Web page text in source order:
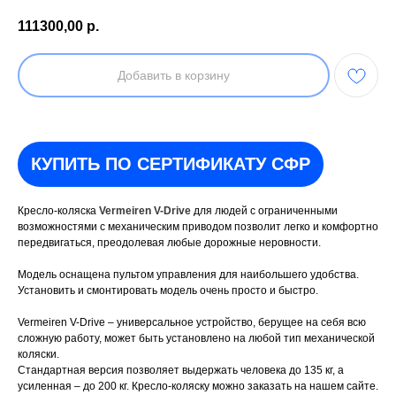
111300,00 р.
Добавить в корзину
КУПИТЬ ПО СЕРТИФИКАТУ СФР
Кресло-коляска Vermeiren V-Drive для людей с ограниченными
возможностями с механическим приводом позволит легко и комфортно
передвигаться, преодолевая любые дорожные неровности.
Модель оснащена пультом управления для наибольшего удобства.
Установить и смонтировать модель очень просто и быстро.
Vermeiren V-Drive – универсальное устройство, берущее на себя всю
сложную работу, может быть установлено на любой тип механической
коляски.
Стандартная версия позволяет выдержать человека до 135 кг, а
усиленная – до 200 кг. Кресло-коляску можно заказать на нашем сайте.